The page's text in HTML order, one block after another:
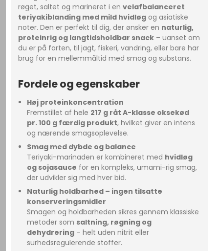
røget, saltet og marineret i envelafbalanceret
teriyakiblanding med mild hvidløg og asiatiske
noter. Den er perfekt til dig, der ønsker en naturlig,
proteinrig og langtidsholdbar snack – uanset om
du er på farten, til jagt, fiskeri, vandring, eller bare har
brug for en mellemmåltid med smag og substans.
Fordele og egenskaber
Høj proteinkoncentration
Fremstillet af hele 217 g råt A-klasse oksekød
pr. 100 g færdig produkt, hvilket giver en intens
og nærende smagsoplevelse.
Smag med dybde og balance
Teriyaki-marinaden er kombineret med hvidløg
og sojasauce for en kompleks, umami-rig smag,
der udvikler sig med hver bid.
Naturlig holdbarhed – ingen tilsatte
konserveringsmidler
Smagen og holdbarheden sikres gennem klassiske
metoder som saltning, røgning og
dehydrering– helt uden nitrit eller
surhedsregulerende stoffer.